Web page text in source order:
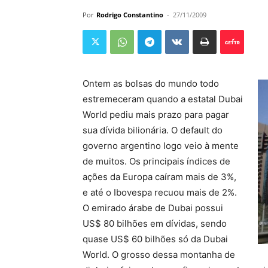
Por Rodrigo Constantino - 27/11/2009
Ontem as bolsas do mundo todo
estremeceram quando a estatal Dubai
World pediu mais prazo para pagar
sua dívida bilionária. O default do
governo argentino logo veio à mente
de muitos. Os principais índices de
ações da Europa caíram mais de 3%,
e até o Ibovespa recuou mais de 2%.
O emirado árabe de Dubai possui
US$ 80 bilhões em dívidas, sendo
quase US$ 60 bilhões só da Dubai
World. O grosso dessa montanha de